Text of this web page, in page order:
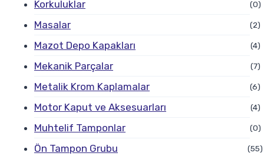
Korkuluklar (0)
Masalar (2)
Mazot Depo Kapakları (4)
Mekanik Parçalar (7)
Metalik Krom Kaplamalar (6)
Motor Kaput ve Aksesuarları (4)
Muhtelif Tamponlar (0)
Ön Tampon Grubu (55)